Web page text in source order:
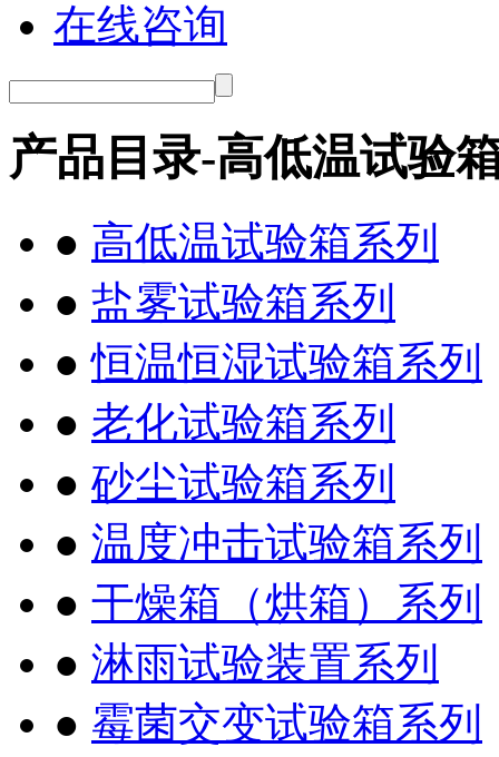
在线咨询
产品目录-高低温试验
● 高低温试验箱系列
● 盐雾试验箱系列
●恒温恒湿试验箱系列
● 老化试验箱系列
● 砂尘试验箱系列
● 温度冲击试验箱系列
● 干燥箱（烘箱）系列
● 淋雨试验装置系列
● 霉菌交变试验箱系列